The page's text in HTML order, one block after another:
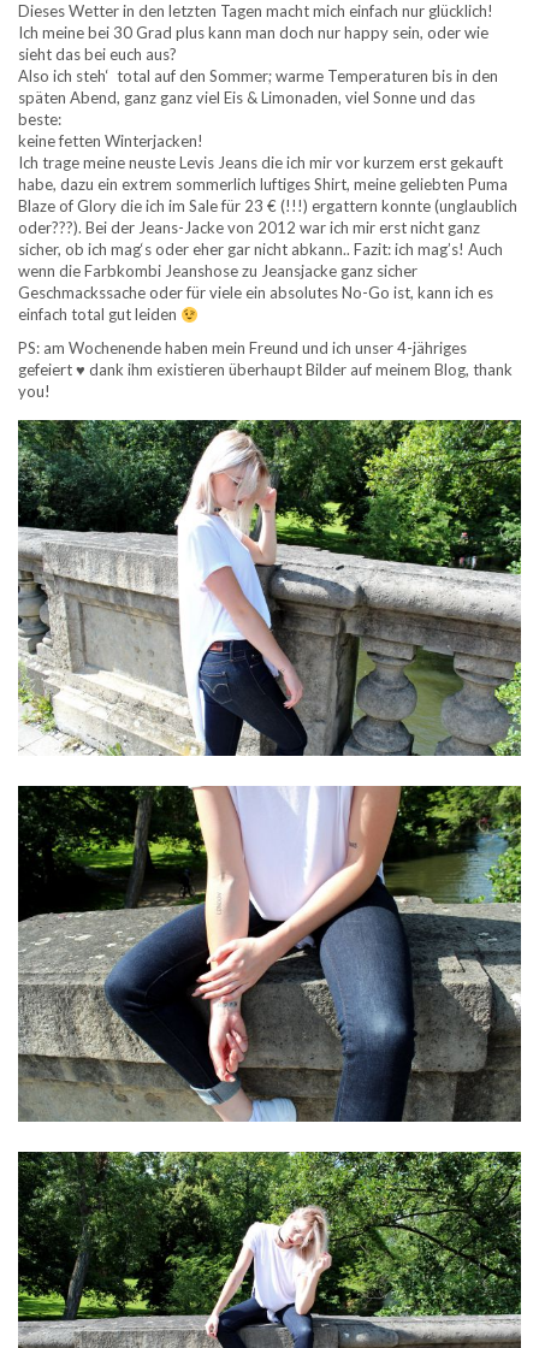
Dieses Wetter in den letzten Tagen macht mich einfach nur glücklich!
Ich meine bei 30 Grad plus kann man doch nur happy sein, oder wie
sieht das bei euch aus?
Also ich steh‘ total auf den Sommer; warme Temperaturen bis in den
späten Abend, ganz ganz viel Eis & Limonaden, viel Sonne und das
beste:
keine fetten Winterjacken!
Ich trage meine neuste Levis Jeans die ich mir vor kurzem erst gekauft
habe, dazu ein extrem sommerlich luftiges Shirt, meine geliebten Puma
Blaze of Glory die ich im Sale für 23 € (!!!) ergattern konnte (unglaublich
oder???). Bei der Jeans-Jacke von 2012 war ich mir erst nicht ganz
sicher, ob ich mag‘s oder eher gar nicht abkann.. Fazit: ich mag’s! Auch
wenn die Farbkombi Jeanshose zu Jeansjacke ganz sicher
Geschmackssache oder für viele ein absolutes No-Go ist, kann ich es
einfach total gut leiden
PS: am Wochenende haben mein Freund und ich unser 4-jähriges
gefeiert ♥ dank ihm existieren überhaupt Bilder auf meinem Blog, thank
you!